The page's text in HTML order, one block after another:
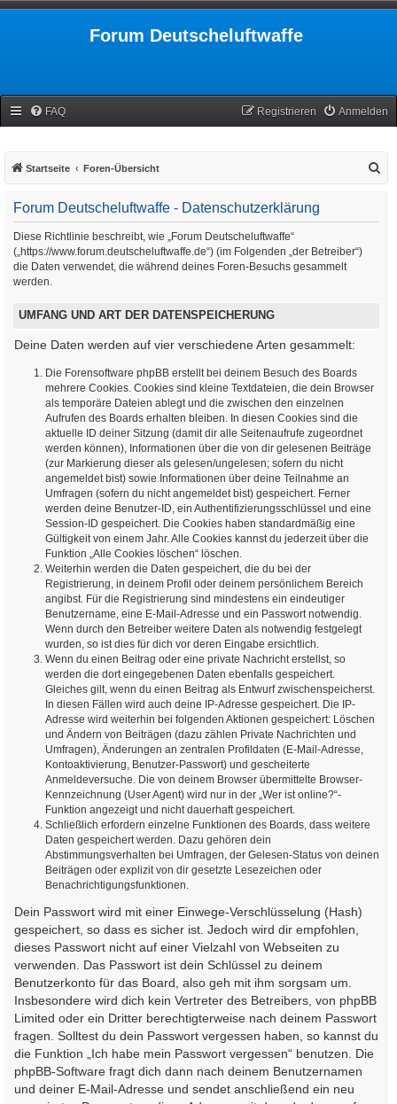
Forum Deutscheluftwaffe
FAQ Anmelden
Registrieren
Startseite Foren-Übersicht
Forum Deutscheluftwaffe - Datenschutzerklärung
Diese Richtlinie beschreibt, wie „Forum Deutscheluftwaffe“
(„https://www.forum.deutscheluftwaffe.de“) (im Folgenden „der Betreiber“)
die Daten verwendet, die während deines Foren-Besuchs gesammelt
werden.
UMFANG UND ART DER DATENSPEICHERUNG
Deine Daten werden auf vier verschiedene Arten gesammelt:
Die Forensoftware phpBB erstellt bei deinem Besuch des Boards
mehrere Cookies. Cookies sind kleine Textdateien, die dein Browser
als temporäre Dateien ablegt und die zwischen den einzelnen
Aufrufen des Boards erhalten bleiben. In diesen Cookies sind die
aktuelle ID deiner Sitzung (damit dir alle Seitenaufrufe zugeordnet
werden können), Informationen über die von dir gelesenen Beiträge
(zur Markierung dieser als gelesen/ungelesen; sofern du nicht
angemeldet bist) sowie Informationen über deine Teilnahme an
Umfragen (sofern du nicht angemeldet bist) gespeichert. Ferner
werden deine Benutzer-ID, ein Authentifizierungsschlüssel und eine
Session-ID gespeichert. Die Cookies haben standardmäßig eine
Gültigkeit von einem Jahr. Alle Cookies kannst du jederzeit über die
Funktion „Alle Cookies löschen“ löschen.
Weiterhin werden die Daten gespeichert, die du bei der
Registrierung, in deinem Profil oder deinem persönlichem Bereich
angibst. Für die Registrierung sind mindestens ein eindeutiger
Benutzername, eine E-Mail-Adresse und ein Passwort notwendig.
Wenn durch den Betreiber weitere Daten als notwendig festgelegt
wurden, so ist dies für dich vor deren Eingabe ersichtlich.
Wenn du einen Beitrag oder eine private Nachricht erstellst, so
werden die dort eingegebenen Daten ebenfalls gespeichert.
Gleiches gilt, wenn du einen Beitrag als Entwurf zwischenspeicherst.
In diesen Fällen wird auch deine IP-Adresse gespeichert. Die IP-
Adresse wird weiterhin bei folgenden Aktionen gespeichert: Löschen
und Ändern von Beiträgen (dazu zählen Private Nachrichten und
Umfragen), Änderungen an zentralen Profildaten (E-Mail-Adresse,
Kontoaktivierung, Benutzer-Passwort) und gescheiterte
Anmeldeversuche. Die von deinem Browser übermittelte Browser-
Kennzeichnung (User Agent) wird nur in der „Wer ist online?“-
Funktion angezeigt und nicht dauerhaft gespeichert.
Schließlich erfordern einzelne Funktionen des Boards, dass weitere
Daten gespeichert werden. Dazu gehören dein
Abstimmungsverhalten bei Umfragen, der Gelesen-Status von deinen
Beiträgen oder explizit von dir gesetzte Lesezeichen oder
Benachrichtigungsfunktionen.
Dein Passwort wird mit einer Einwege-Verschlüsselung (Hash)
gespeichert, so dass es sicher ist. Jedoch wird dir empfohlen,
dieses Passwort nicht auf einer Vielzahl von Webseiten zu
verwenden. Das Passwort ist dein Schlüssel zu deinem
Benutzerkonto für das Board, also geh mit ihm sorgsam um.
Insbesondere wird dich kein Vertreter des Betreibers, von phpBB
Limited oder ein Dritter berechtigterweise nach deinem Passwort
fragen. Solltest du dein Passwort vergessen haben, so kannst du
die Funktion „Ich habe mein Passwort vergessen“ benutzen. Die
phpBB-Software fragt dich dann nach deinem Benutzernamen
und deiner E-Mail-Adresse und sendet anschließend ein neu